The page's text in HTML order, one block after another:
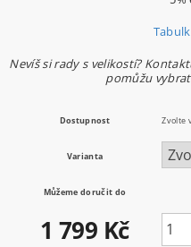
Nevíš si rady s velikostí?
pomůžu
Dostupnost Zvolte
Varianta
Můžeme doručit do
1 799 Kč